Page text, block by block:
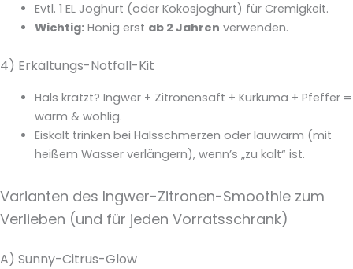
Evtl. 1 EL Joghurt (oder Kokosjoghurt) für Cremigkeit.
Wichtig:Honig erst ab 2 Jahren verwenden.
4) Erkältungs-Notfall-Kit
Hals kratzt? Ingwer + Zitronensaft + Kurkuma + Pfeffer =
warm & wohlig.
Eiskalt trinken bei Halsschmerzen oder lauwarm (mit
heißem Wasser verlängern), wenn’s „zu kalt“ ist.
Varianten des Ingwer-Zitronen-Smoothie zum
Verlieben (und für jeden Vorratsschrank)
A) Sunny-Citrus-Glow